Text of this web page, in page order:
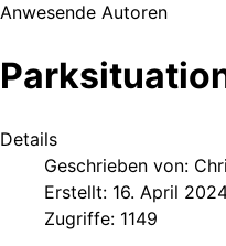
Anwesende Autoren
Details
Geschrieben von:
Erstellt: 16. April
Zugriffe: 1149